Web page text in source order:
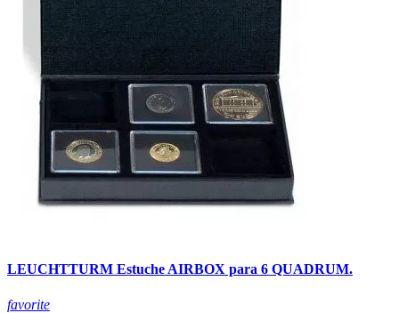
LEUCHTTURM Estuche AIRBOX para 6 QUADRUM.
favorite